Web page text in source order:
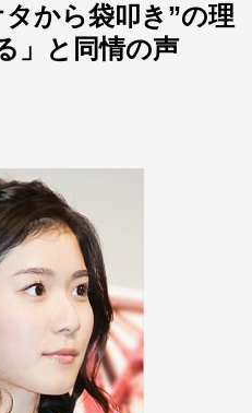
から袋叩き”の理
」と同情の声